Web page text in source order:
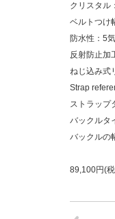
クリスタル
ベルトつけ
防水性：5
反射防止加
ねじ込み式
Strap
ストラップ
バックルタ
バックルの
89,100円(